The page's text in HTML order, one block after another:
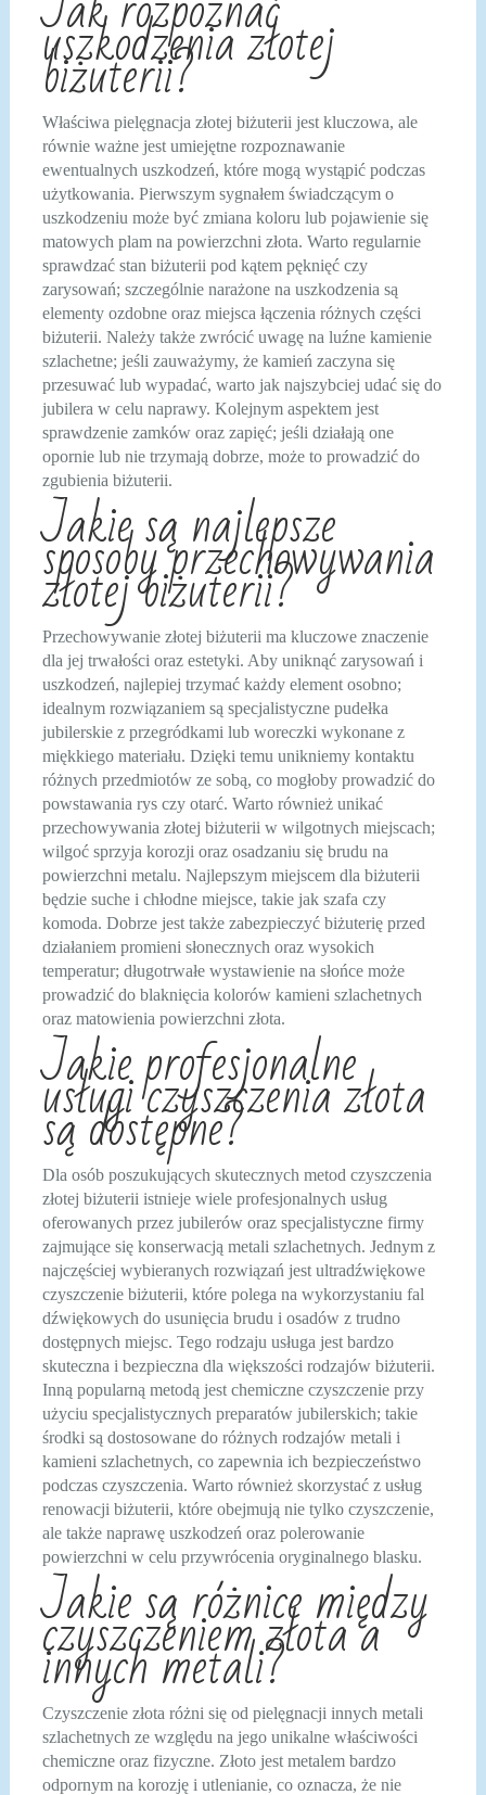
uszkodzenia złotej
biżuterii?
Właściwa pielęgnacja złotej biżuterii jest kluczowa, ale
równie ważne jest umiejętne rozpoznawanie
ewentualnych uszkodzeń, które mogą wystąpić podczas
użytkowania. Pierwszym sygnałem świadczącym o
uszkodzeniu może być zmiana koloru lub pojawienie się
matowych plam na powierzchni złota. Warto regularnie
sprawdzać stan biżuterii pod kątem pęknięć czy
zarysowań; szczególnie narażone na uszkodzenia są
elementy ozdobne oraz miejsca łączenia różnych części
biżuterii. Należy także zwrócić uwagę na luźne kamienie
szlachetne; jeśli zauważymy, że kamień zaczyna się
przesuwać lub wypadać, warto jak najszybciej udać się do
jubilera w celu naprawy. Kolejnym aspektem jest
sprawdzenie zamków oraz zapięć; jeśli działają one
opornie lub nie trzymają dobrze, może to prowadzić do
zgubienia biżuterii.
Jakie są najlepsze
sposoby przechowywania
złotej biżuterii?
Przechowywanie złotej biżuterii ma kluczowe znaczenie
dla jej trwałości oraz estetyki. Aby uniknąć zarysowań i
uszkodzeń, najlepiej trzymać każdy element osobno;
idealnym rozwiązaniem są specjalistyczne pudełka
jubilerskie z przegródkami lub woreczki wykonane z
miękkiego materiału. Dzięki temu unikniemy kontaktu
różnych przedmiotów ze sobą, co mogłoby prowadzić do
powstawania rys czy otarć. Warto również unikać
przechowywania złotej biżuterii w wilgotnych miejscach;
wilgoć sprzyja korozji oraz osadzaniu się brudu na
powierzchni metalu. Najlepszym miejscem dla biżuterii
będzie suche i chłodne miejsce, takie jak szafa czy
komoda. Dobrze jest także zabezpieczyć biżuterię przed
działaniem promieni słonecznych oraz wysokich
temperatur; długotrwałe wystawienie na słońce może
prowadzić do blaknięcia kolorów kamieni szlachetnych
oraz matowienia powierzchni złota.
Jakie profesjonalne
usługi czyszczenia złota
są dostępne?
Dla osób poszukujących skutecznych metod czyszczenia
złotej biżuterii istnieje wiele profesjonalnych usług
oferowanych przez jubilerów oraz specjalistyczne firmy
zajmujące się konserwacją metali szlachetnych. Jednym z
najczęściej wybieranych rozwiązań jest ultradźwiękowe
czyszczenie biżuterii, które polega na wykorzystaniu fal
dźwiękowych do usunięcia brudu i osadów z trudno
dostępnych miejsc. Tego rodzaju usługa jest bardzo
skuteczna i bezpieczna dla większości rodzajów biżuterii.
Inną popularną metodą jest chemiczne czyszczenie przy
użyciu specjalistycznych preparatów jubilerskich; takie
środki są dostosowane do różnych rodzajów metali i
kamieni szlachetnych, co zapewnia ich bezpieczeństwo
podczas czyszczenia. Warto również skorzystać z usług
renowacji biżuterii, które obejmują nie tylko czyszczenie,
ale także naprawę uszkodzeń oraz polerowanie
powierzchni w celu przywrócenia oryginalnego blasku.
Jakie są różnice między
czyszczeniem złota a
innych metali?
Czyszczenie złota różni się od pielęgnacji innych metali
szlachetnych ze względu na jego unikalne właściwości
chemiczne oraz fizyczne. Złoto jest metalem bardzo
odpornym na korozję i utlenianie, co oznacza, że nie